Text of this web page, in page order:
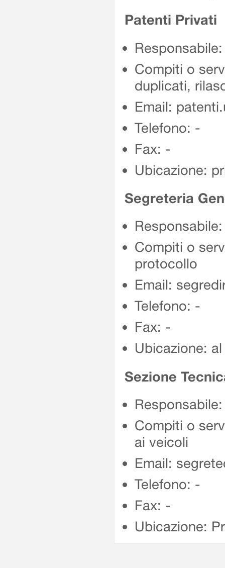
Patenti Privati
Compiti o
duplicati,
Email:
Telefono: -
Fax: -
Ubicazione:
Segreteria
Compiti o
protocollo
Email:
Telefono: -
Fax: -
Ubicazione:
Sezione
Compiti o
ai veicoli
Email:
Telefono: -
Fax: -
Ubicazione: